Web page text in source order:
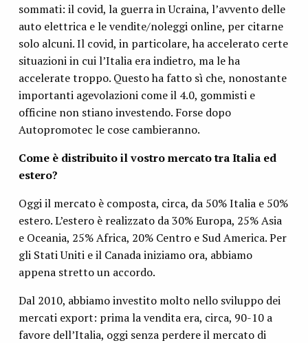
sommati: il covid, la guerra in Ucraina, l’avvento delle
auto elettrica e le vendite/noleggi online, per citarne
solo alcuni. Il covid, in particolare, ha accelerato certe
situazioni in cui l’Italia era indietro, ma le ha
accelerate troppo. Questo ha fatto sì che, nonostante
importanti agevolazioni come il 4.0, gommisti e
officine non stiano investendo. Forse dopo
Autopromotec le cose cambieranno.
Come è distribuito il vostro mercato tra Italia ed
estero?
Oggi il mercato è composta, circa, da 50% Italia e 50%
estero. L’estero è realizzato da 30% Europa, 25% Asia
e Oceania, 25% Africa, 20% Centro e Sud America. Per
gli Stati Uniti e il Canada iniziamo ora, abbiamo
appena stretto un accordo.
Dal 2010, abbiamo investito molto nello sviluppo dei
mercati export: prima la vendita era, circa, 90-10 a
favore dell’Italia, oggi senza perdere il mercato di